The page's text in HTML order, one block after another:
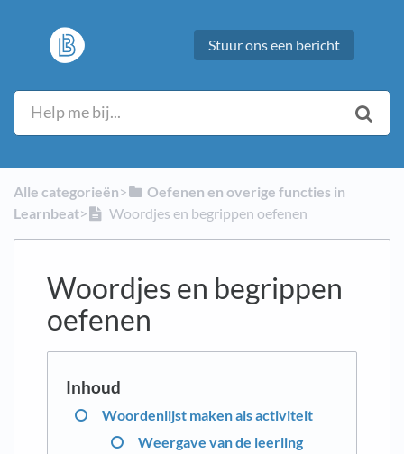
Stuur ons een bericht
Alle categorieën​>​
​Oefenen en overige functies in
Learnbeat​>​ Woordjes en begrippen oefenen
Woordjes en begrippen
oefenen
Woordenlijst maken als activiteit
Weergave van de leerling